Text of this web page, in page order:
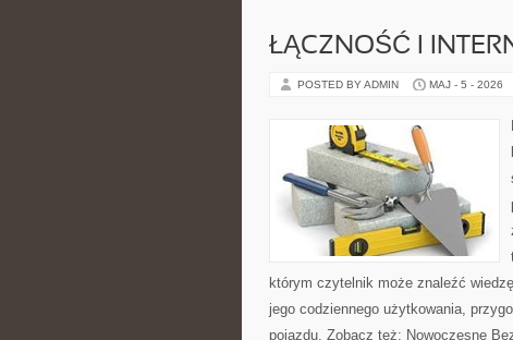
ŁĄCZNOŚĆ I
POSTED BY ADMIN MAJ - 5 - 2026
którym czytelnik może znaleźć
jego codziennego użytkowania,
pojazdu. Zobacz też: Nowoczesne